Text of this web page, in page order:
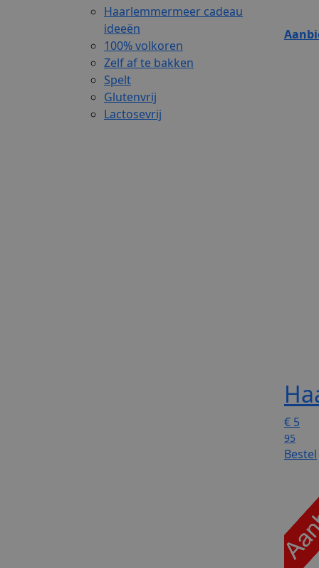
Haarlemmermeer cadeau
ideeën
100% volkoren
Zelf af te bakken
Spelt
Glutenvrij
Lactosevrij
€ 5
95
Bestel